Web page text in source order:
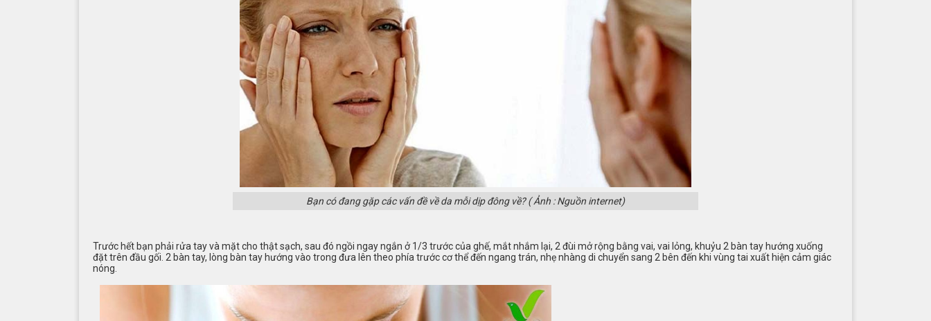
Bạn có đang gặp các vấn đề về da mỗi dịp đông về? ( Ảnh : Nguồn internet)
Trước hết bạn phải rửa tay và mặt cho thật sạch, sau đó ngồi ngay ngắn ở 1/3 trước của ghế, mắt nhắm lại, 2 đùi mở rộng bằng vai, vai lỏng, khuỷu 2 bàn tay hướng xuống
đặt trên đầu gối. 2 bàn tay, lòng bàn tay hướng vào trong đưa lên theo phía trước cơ thể đến ngang trán, nhẹ nhàng di chuyển sang 2 bên đến khi vùng tai xuất hiện cảm giác
nóng.